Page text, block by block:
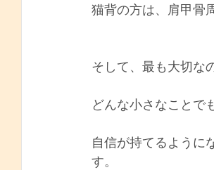
猫背の方は、肩甲骨
そして、最も大切な
どんな小さなことで
自信が持てるように
す。